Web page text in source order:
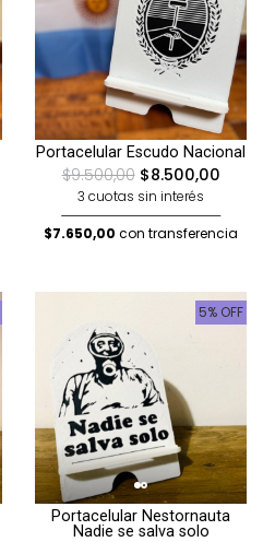
Portacelular Escudo Nacional
$9.500,00$8.500,00
3 cuotas sin interés
$7.650,00 con transferencia
5% OFF
Portacelular Nestornauta
Nadie se salva solo